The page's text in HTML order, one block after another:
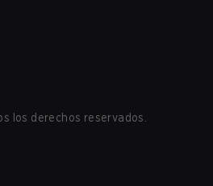
los derechos reservados.